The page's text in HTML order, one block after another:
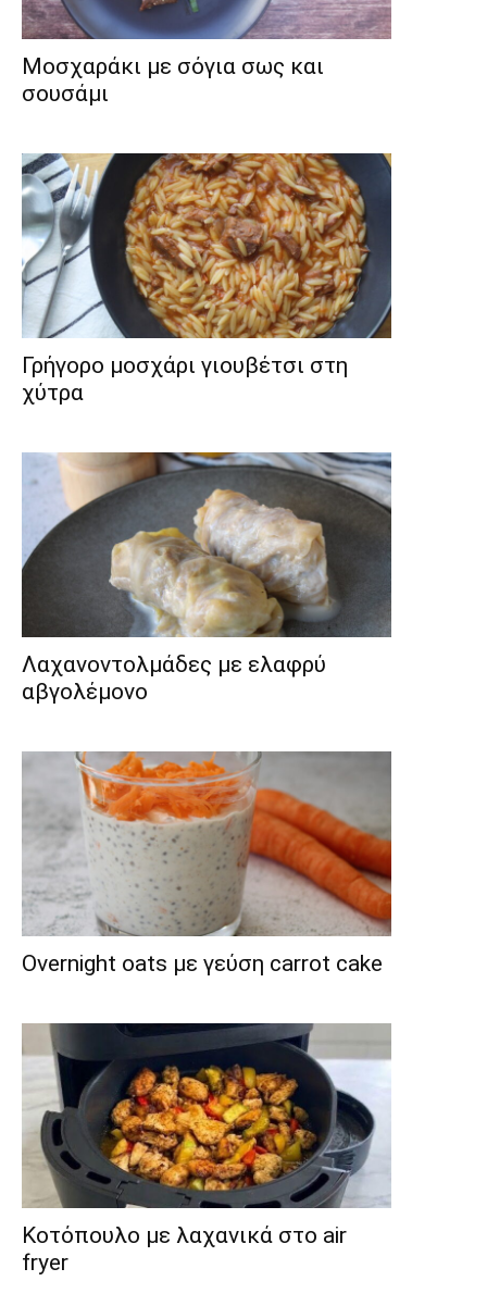
Μοσχαράκι με σόγια σως και
σουσάμι
Γρήγορο μοσχάρι γιουβέτσι στη
χύτρα
Λαχανοντολμάδες με ελαφρύ
αβγολέμονο
Overnight oats με γεύση carrot cake
Κοτόπουλο με λαχανικά στο air
fryer